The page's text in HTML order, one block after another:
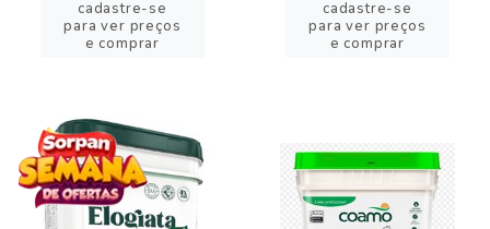
cadastre-se
para ver preços
e comprar
cadastre-se
para ver preços
e comprar